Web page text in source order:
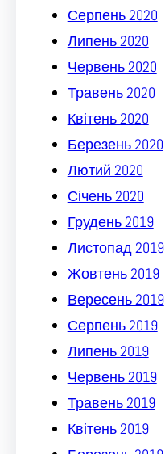
Серпень 2020
Липень 2020
Червень 2020
Травень 2020
Квітень 2020
Березень 2020
Лютий 2020
Січень 2020
Грудень 2019
Листопад 2019
Жовтень 2019
Вересень 2019
Серпень 2019
Липень 2019
Червень 2019
Травень 2019
Квітень 2019